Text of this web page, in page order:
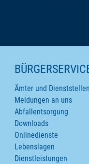
Ämter und Dienststellen
Meldungen an uns
Abfallentsorgung
Downloads
Onlinedienste
Lebenslagen
Dienstleistungen